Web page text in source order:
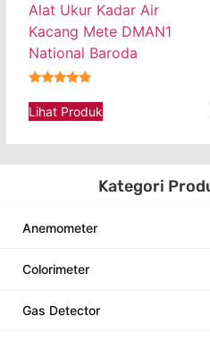
Alat Ukur Kadar Air
Kacang Mete DMAN1
National Baroda
Lihat Produk
Kategori
Anemometer
Colorimeter
Gas Detector